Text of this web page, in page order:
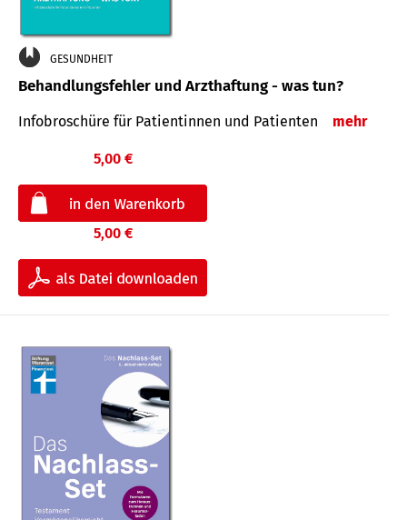
GESUNDHEIT
Behandlungsfehler und Arzthaftung - was tun?
Infobroschüre für Patientinnen und Patienten mehr
5,00 €
5,00 €